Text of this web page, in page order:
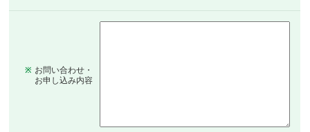
※ お問い合わせ・
お申し込み内容